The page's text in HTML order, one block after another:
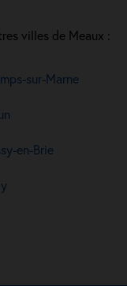
villes de Meaux :
sur-Marne
en-Brie